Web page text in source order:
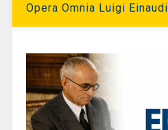
Opera Omnia Luigi Einaudi